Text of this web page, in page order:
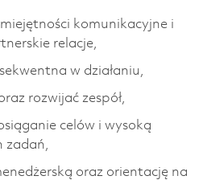
komunikacyjne i
relacje,
w działaniu,
rozwijać zespół,
celów i wysoką
zadań,
oraz orientację na